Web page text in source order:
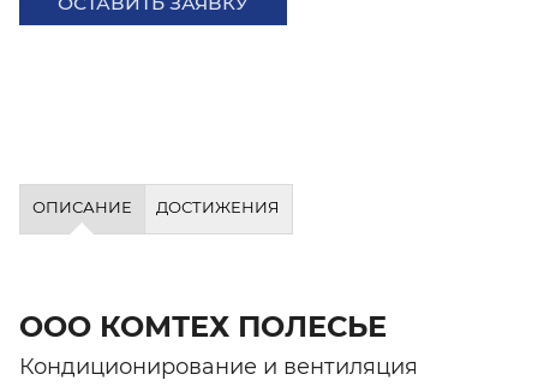
ОПИСАНИЕ ДОСТИЖЕНИЯ
ООО КОМТЕХ ПОЛЕСЬЕ
Кондиционирование и вентиляция